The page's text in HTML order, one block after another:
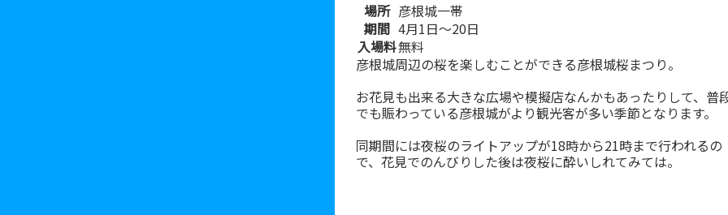
場所 彦根城一帯
期間 4月1日〜20日
入場料無料
彦根城周辺の桜を楽しむことができる彦根城桜まつり。
お花見も出来る大きな広場や模擬店なんかもあったりして、普
でも賑わっている彦根城がより観光客が多い季節となります。
同期間には夜桜のライトアップが18時から21時まで行われるの
で、花見でのんびりした後は夜桜に酔いしれてみては。